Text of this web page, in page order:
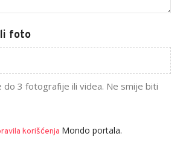
foto
do 3 fotografije ili videa. Ne smije biti
korišćenja Mondo portala.